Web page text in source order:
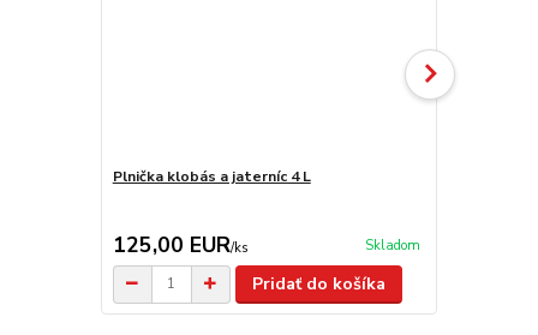
Plnička klobás a jaterníc 4 L
125,00 EUR/ks Skladom
Pridať do košíka